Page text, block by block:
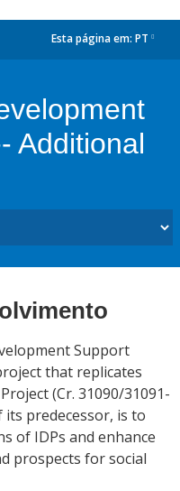
Esta página em: PT
Additional
Support
that replicates
(Cr. 31090/31091-
predecessor, is to
of IDPs and enhance
prospects for social